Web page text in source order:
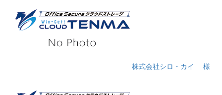
株式会社シロ・カイ 様